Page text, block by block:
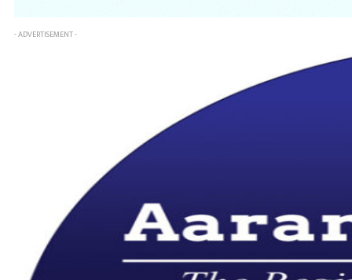
- ADVERTISEMENT -